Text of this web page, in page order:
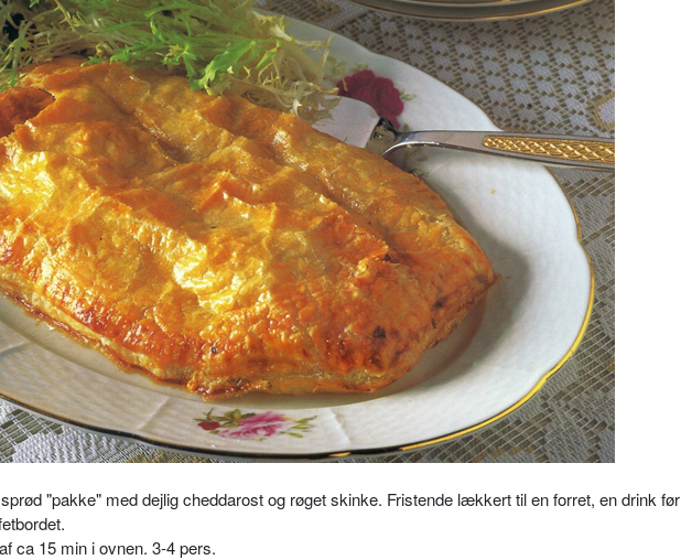
"pakke" med dejlig cheddarost og røget skinke. Fristende lækkert til en forret, en drink før
ca 15 min i ovnen. 3-4 pers.